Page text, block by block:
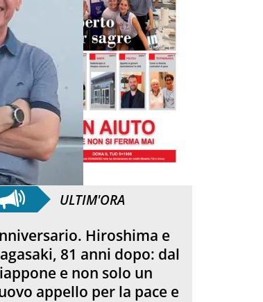
ULTIM'ORA
Francesco Guccini.
teologo, “un faro
molti: coerente fino alla